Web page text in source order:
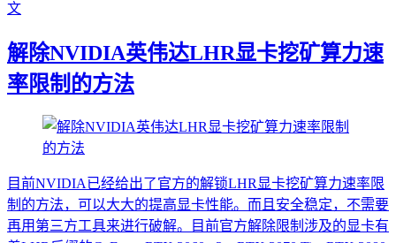
文
解除NVIDIA英伟达LHR显卡挖矿算力速
率限制的方法
目前NVIDIA已经给出了官方的解锁LHR显卡挖矿算力速率限
制的方法，可以大大的提高显卡性能。而且安全稳定，不需要
再用第三方工具来进行破解。目前官方解除限制涉及的显卡有